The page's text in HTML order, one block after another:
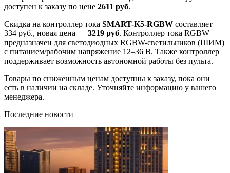
доступен к заказу по цене 2611 руб.
Скидка на контроллер тока SMART-K5-RGBW составляет
334 руб., новая цена — 3219 руб. Контроллер тока RGBW
предназначен для светодиодных RGBW-светильников (ШИМ)
с питанием/рабочим напряжение 12–36 В. Также контроллер
поддерживает возможность автономной работы без пульта.
Товары по сниженным ценам доступны к заказу, пока они
есть в наличии на складе. Уточняйте информацию у вашего
менеджера.
Последние новости